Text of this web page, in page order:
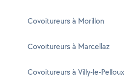
Covoitureurs à Morillon
Covoitureurs à Marcellaz
Covoitureurs à Villy-le-Pelloux